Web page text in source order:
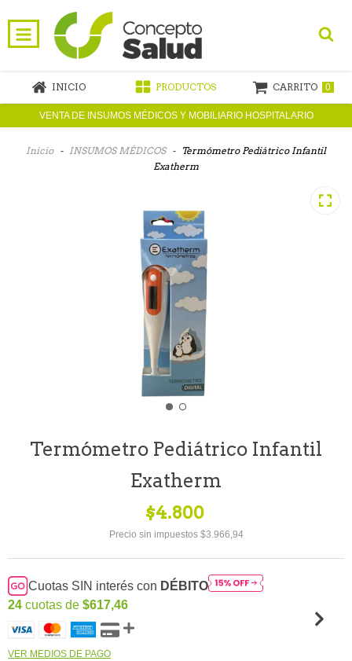
INICIO PRODUCTOS CARRITO 0
VENTA DE INSUMOS MÉDICOS Y MOBILIARIO HOSPITALARIO
Inicio - INSUMOS MÉDICOS -
Termómetro Pediátrico Infantil
Exatherm
Termómetro Pediátrico Infantil
Exatherm
$4.800
Precio sin impuestos $3.966,94
Cuotas SIN interés con DÉBITO
24 cuotas de $617,46
VER MEDIOS DE PAGO